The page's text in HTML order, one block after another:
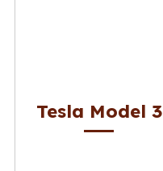
Tesla Model 3